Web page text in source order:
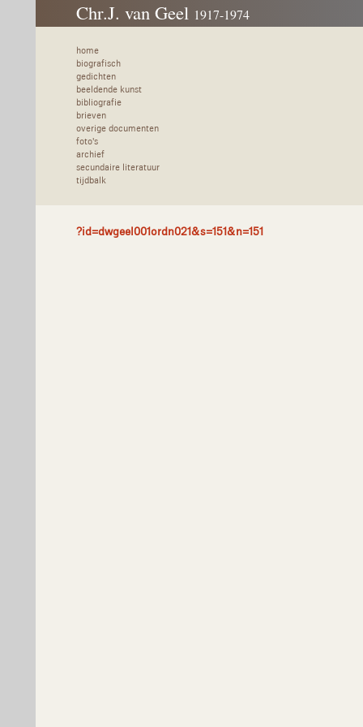
Chr.J. van Geel 1917-1974
home
biografisch
gedichten
beeldende kunst
bibliografie
brieven
overige documenten
foto's
archief
secundaire literatuur
tijdbalk
?id=dwgeel001ordn021&s=151&n=151